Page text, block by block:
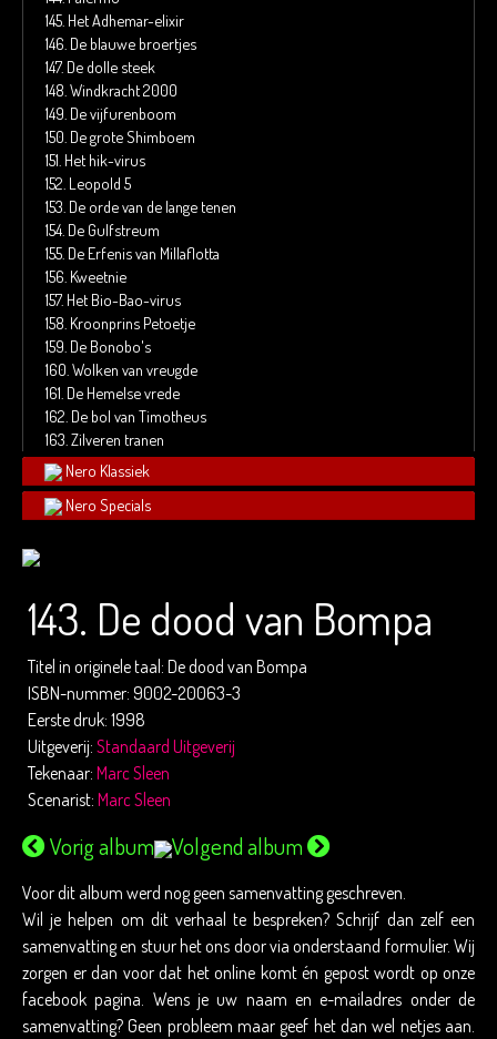
145. Het Adhemar-elixir
146. De blauwe broertjes
147. De dolle steek
148. Windkracht 2000
149. De vijfurenboom
150. De grote Shimboem
151. Het hik-virus
152. Leopold 5
153. De orde van de lange tenen
154. De Gulfstreum
155. De Erfenis van Millaflotta
156. Kweetnie
157. Het Bio-Bao-virus
158. Kroonprins Petoetje
159. De Bonobo's
160. Wolken van vreugde
161. De Hemelse vrede
162. De bol van Timotheus
163. Zilveren tranen
Nero Klassiek
Nero Specials
143. De dood van Bompa
Titel in originele taal: De dood van Bompa
ISBN-nummer: 9002-20063-3
Eerste druk: 1998
Uitgeverij: Standaard Uitgeverij
Tekenaar: Marc Sleen
Scenarist: Marc Sleen
Vorig album Volgend album
Voor dit album werd nog geen samenvatting geschreven.
Wil je helpen om dit verhaal te bespreken? Schrijf dan zelf een
samenvatting en stuur het ons door via onderstaand formulier. Wij
zorgen er dan voor dat het online komt én gepost wordt op onze
facebook pagina. Wens je uw naam en e-mailadres onder de
samenvatting? Geen probleem maar geef het dan wel netjes aan.